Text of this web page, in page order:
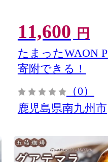
11,600 円
たまったWAON
寄附できる！
（0）
鹿児島県南九州市